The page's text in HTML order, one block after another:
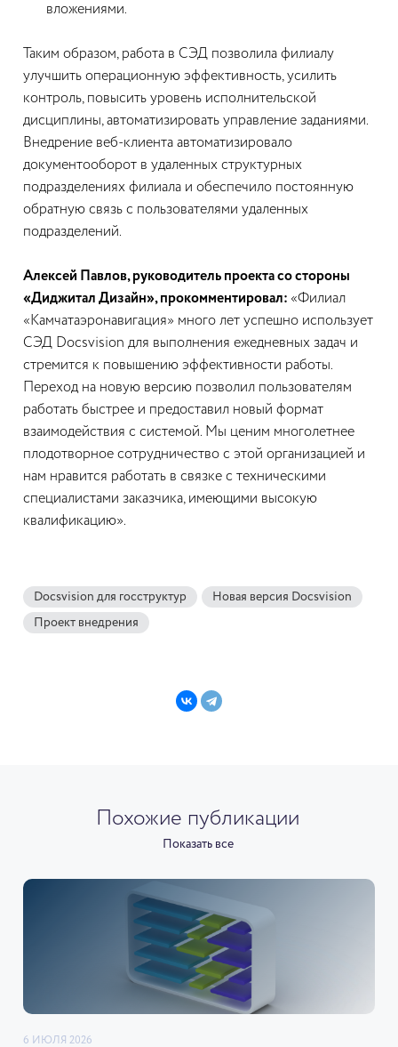
вложениями.
Таким образом, работа в СЭД позволила филиалу
улучшить операционную эффективность, усилить
контроль, повысить уровень исполнительской
дисциплины, автоматизировать управление заданиями.
Внедрение веб-клиента автоматизировало
документооборот в удаленных структурных
подразделениях филиала и обеспечило постоянную
обратную связь с пользователями удаленных
подразделений.
Алексей Павлов, руководитель проекта со стороны
«Диджитал Дизайн», прокомментировал: «Филиал
«Камчатаэронавигация» много лет успешно использует
СЭД Docsvision для выполнения ежедневных задач и
стремится к повышению эффективности работы.
Переход на новую версию позволил пользователям
работать быстрее и предоставил новый формат
взаимодействия с системой. Мы ценим многолетнее
плодотворное сотрудничество с этой организацией и
нам нравится работать в связке с техническими
специалистами заказчика, имеющими высокую
квалификацию».
Docsvision для госструктур Новая версия Docsvision
Проект внедрения
Похожие публикации
Показать все
6 ИЮЛЯ 2026